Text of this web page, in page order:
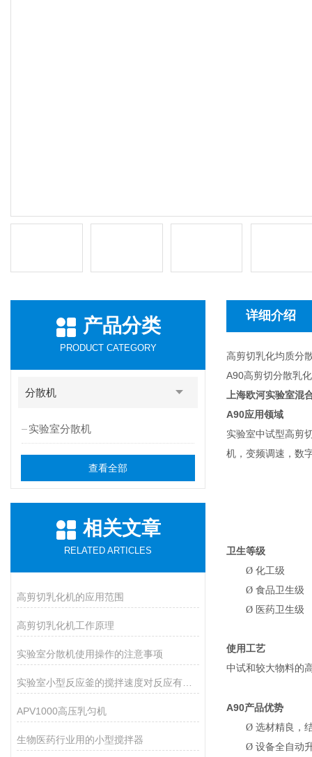
产品分类
PRODUCT CATEGORY
分散机
实验室分散机
查看全部
相关文章
RELATED ARTICLES
高剪切乳化机的应用范围
高剪切乳化机工作原理
实验室分散机使用操作的注意事项
APV1000高压乳匀机
生物医药行业用的小型搅拌器
详细介绍
高剪切乳化均质分
A90高剪切分散乳
上海欧河实验室混
A90应用领域
实验室中试型高剪
机，变频调速，数
卫生等级
Ø 化工级
Ø 食品卫生级
Ø 医药卫生级
使用工艺
中试和较大物料的
A90产品优势
Ø 选材精良，
Ø 设备全自动